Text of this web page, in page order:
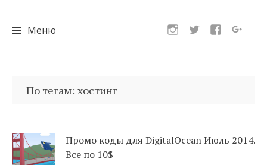
Меню
кПо тегам: хостинг
Промо коды для DigitalOcean Июль 2014.
Все по 10$